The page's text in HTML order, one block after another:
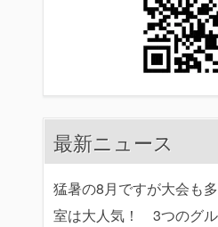
最新ニュース
猛暑の8月ですが大会も
室は大人気！ 3つのグ